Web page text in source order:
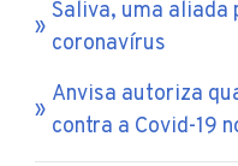
Saliva, uma aliada
coronavírus
Anvisa autoriza
contra a Covid-19